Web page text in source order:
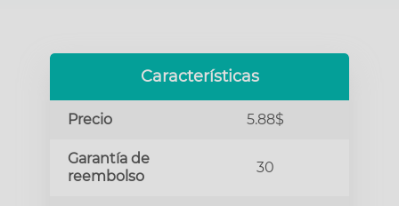
Características
Precio 5.88$
Garantía de
reembolso
30